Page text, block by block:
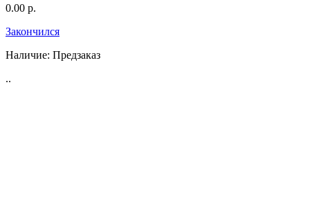
0.00 р.
Закончился
Наличие: Предзаказ
..